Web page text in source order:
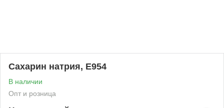
Сахарин натрия, Е954
В наличии
Опт и розница